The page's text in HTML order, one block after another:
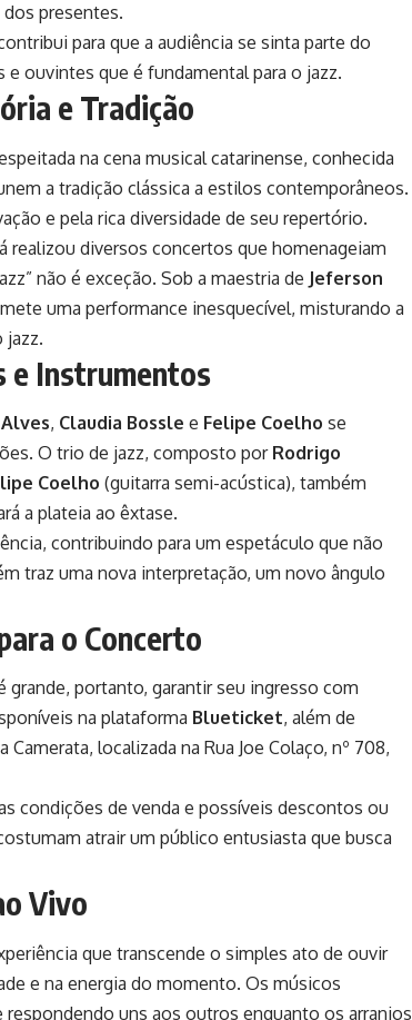
presentes.
para que a audiência se sinta parte do
ouvintes que é fundamental para o jazz.
e Tradição
na cena musical catarinense, conhecida
a tradição clássica a estilos contemporâneos.
e pela rica diversidade de seu repertório.
realizou diversos concertos que homenageiam
não é exceção. Sob a maestria de Jeferson
uma performance inesquecível, misturando a
jazz.
e Instrumentos
, Claudia Bossle e Felipe Coelho se
O trio de jazz, composto por Rodrigo
Coelho (guitarra semi-acústica), também
a plateia ao êxtase.
contribuindo para um espetáculo que não
traz uma nova interpretação, um novo ângulo
o Concerto
grande, portanto, garantir seu ingresso com
na plataforma Blueticket, além de
localizada na Rua Joe Colaço, nº 708,
condições de venda e possíveis descontos ou
atrair um público entusiasta que busca
Vivo
que transcende o simples ato de ouvir
e na energia do momento. Os músicos
uns aos outros enquanto os arranjos